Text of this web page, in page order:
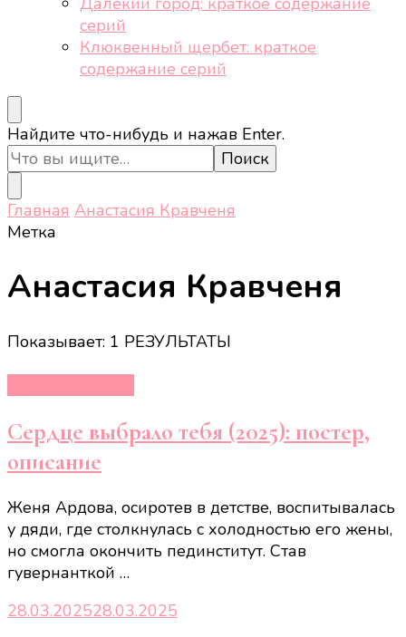
серий
Клюквенный щербет: краткое
содержание серий
Ищите
что-
то?
Найдите что-нибудь и нажав Enter.
Главная Анастасия Кравченя
Метка
Анастасия Кравченя
Показывает: 1 РЕЗУЛЬТАТЫ
Сердце выбрало тебя (2025): постер,
описание
Женя Ардова, осиротев в детстве, воспитывалась
у дяди, где столкнулась с холодностью его жены,
но смогла окончить пединститут. Став
гувернанткой …
28.03.202528.03.2025